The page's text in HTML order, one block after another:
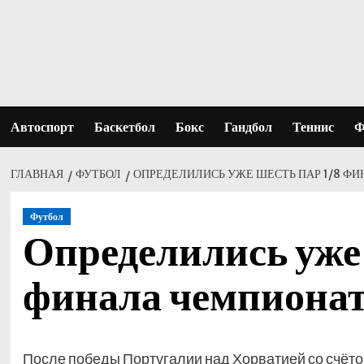
Автоспорт Баскетбол Бокс Гандбол Теннис
ГЛАВНАЯ ФУТБОЛ ОПРЕДЕЛИЛИСЬ УЖЕ ШЕСТЬ ПАР 1/8
Футбол
Определились
финала
После победы Португалии над Хорватией со